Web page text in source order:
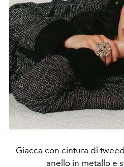
Giacca con cintura di
anello in metallo e